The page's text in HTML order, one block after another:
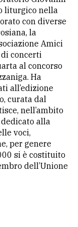
liturgico nella
con diverse
la
Amici
concerti
al concorso
Ha
all’edizione
curata dal
nell’ambito
alla
voci,
per genere
si è costituito
dell’Unione